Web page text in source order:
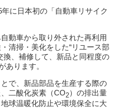
に日本初の「自動車リサイク
動車から取り外された再利用
清掃・美化をした“リユース部
換、補修して、新品と同程度の
あります。
で、新品部品を生産する際の
二酸化炭素（CO2）の排出量
球温暖化防止や環境保全に大